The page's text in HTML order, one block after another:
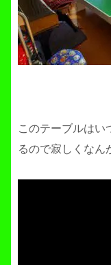
このテーブルはい
るので寂しくなん